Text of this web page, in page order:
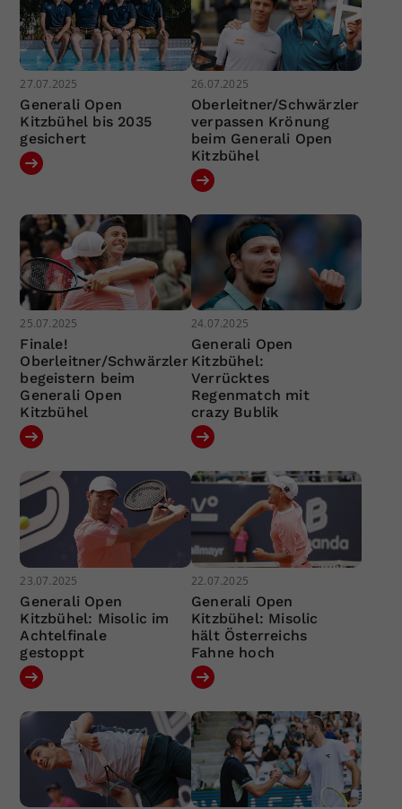
27.07.2025
Generali Open
Kitzbühel bis 2035
gesichert
26.07.2025
Oberleitner/Schwärzler
verpassen Krönung
beim Generali Open
Kitzbühel
25.07.2025
Finale!
Oberleitner/Schwärzler
begeistern beim
Generali Open
Kitzbühel
24.07.2025
Generali Open
Kitzbühel:
Verrücktes
Regenmatch mit
crazy Bublik
23.07.2025
Generali Open
Kitzbühel: Misolic im
Achtelfinale
gestoppt
22.07.2025
Generali Open
Kitzbühel: Misolic
hält Österreichs
Fahne hoch